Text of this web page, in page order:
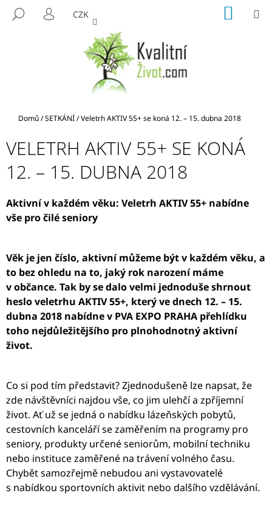
HLEDAT
PŘIHLÁŠENÍ
CZK KOŠÍK
Domů/SETKÁNÍ/Veletrh AKTIV 55+ se koná 12. – 15. dubna 2018
VELETRH AKTIV 55+ SE KONÁ
12. – 15. DUBNA 2018
Aktivní v každém věku: Veletrh AKTIV 55+ nabídne
vše pro čilé seniory
Věk je jen číslo, aktivní můžeme být v každém věku, a
to bez ohledu na to, jaký rok narození máme
v občance. Tak by se dalo velmi jednoduše shrnout
heslo veletrhu AKTIV 55+, který ve dnech 12. – 15.
dubna 2018 nabídne v PVA EXPO PRAHA přehlídku
toho nejdůležitějšího pro plnohodnotný aktivní
život.
Co si pod tím představit? Zjednodušeně lze napsat, že
zde návštěvníci najdou vše, co jim ulehčí a zpříjemní
život. Ať už se jedná o nabídku lázeňských pobytů,
cestovních kanceláří se zaměřením na programy pro
seniory, produkty určené seniorům, mobilní techniku
nebo instituce zaměřené na trávení volného času.
Chybět samozřejmě nebudou ani vystavovatelé
s nabídkou sportovních aktivit nebo dalšího vzdělávání.
O
Ř
E
B
J
E
E
N
A
J
Í
T
?
HLEDAT
D
O
P